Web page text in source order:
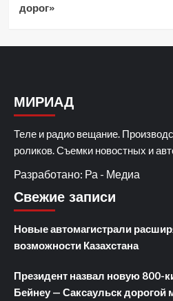
дорог»
МИРИАД
Теле и радио вещание.
роликов. Съемки новостных и
Разработано: Ра - Медиа
Свежие записи
Новые автомагистрали
возможности Казахстана
Президент назвал новую 800-
Бейнеу — Саксаульск дорогой